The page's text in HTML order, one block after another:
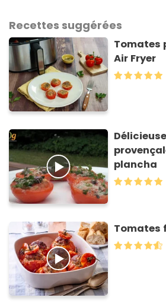
Recettes suggérées
Tomates
Air Fryer
plancha
Tomates